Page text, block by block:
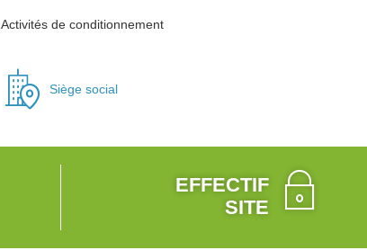
Activités de conditionnement
Siège social
EFFECTIF
SITE